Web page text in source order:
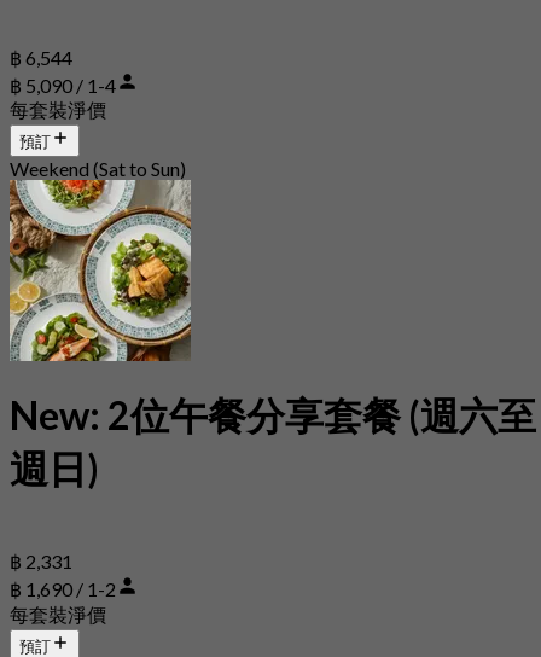
฿ 6,544
฿ 5,090 / 1-4
每套裝淨價
預訂
Weekend (Sat to Sun)
New: 2位午餐分享套餐 (週六至
週日)
฿ 2,331
฿ 1,690 / 1-2
每套裝淨價
預訂